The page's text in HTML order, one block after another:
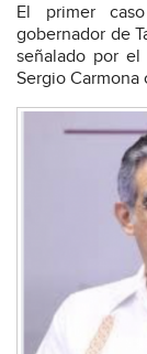
El primer
gobernador de
señalado por el
Sergio Carmona